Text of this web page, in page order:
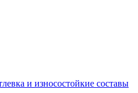
и износостойкие составы